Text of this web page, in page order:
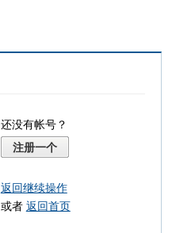
还没有帐号？
注册一个
返回继续操作
或者 返回首页